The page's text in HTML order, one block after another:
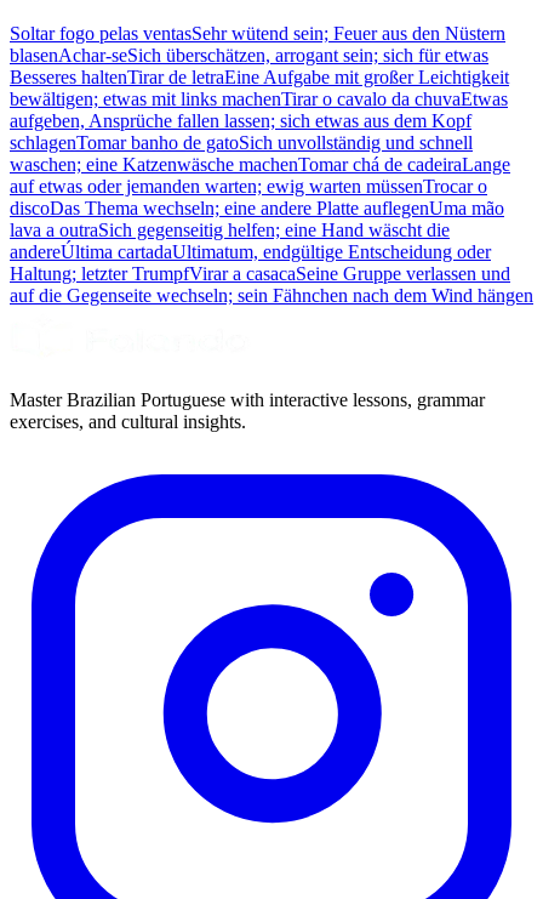
Soltar fogo pelas ventasSehr wütend sein; Feuer aus den Nüstern
blasenAchar-seSich überschätzen, arrogant sein; sich für etwas
Besseres haltenTirar de letraEine Aufgabe mit großer Leichtigkeit
bewältigen; etwas mit links machenTirar o cavalo da chuvaEtwas
aufgeben, Ansprüche fallen lassen; sich etwas aus dem Kopf
schlagenTomar banho de gatoSich unvollständig und schnell
waschen; eine Katzenwäsche machenTomar chá de cadeiraLange
auf etwas oder jemanden warten; ewig warten müssenTrocar o
discoDas Thema wechseln; eine andere Platte auflegenUma mão
lava a outraSich gegenseitig helfen; eine Hand wäscht die
andereÚltima cartadaUltimatum, endgültige Entscheidung oder
Haltung; letzter TrumpfVirar a casacaSeine Gruppe verlassen und
auf die Gegenseite wechseln; sein Fähnchen nach dem Wind hängen
Master Brazilian Portuguese with interactive lessons, grammar
exercises, and cultural insights.